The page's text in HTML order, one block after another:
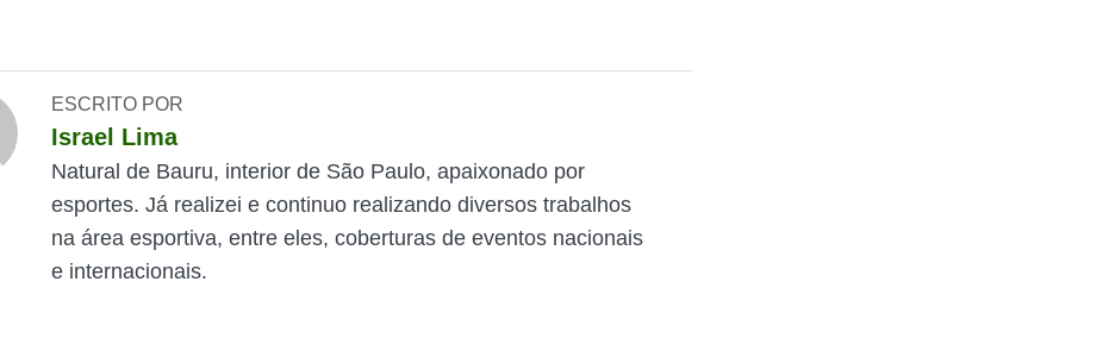
ESCRITO POR
Israel Lima
Natural de Bauru, interior de São Paulo, apaixonado por
esportes. Já realizei e continuo realizando diversos trabalhos
na área esportiva, entre eles, coberturas de eventos nacionais
e internacionais.